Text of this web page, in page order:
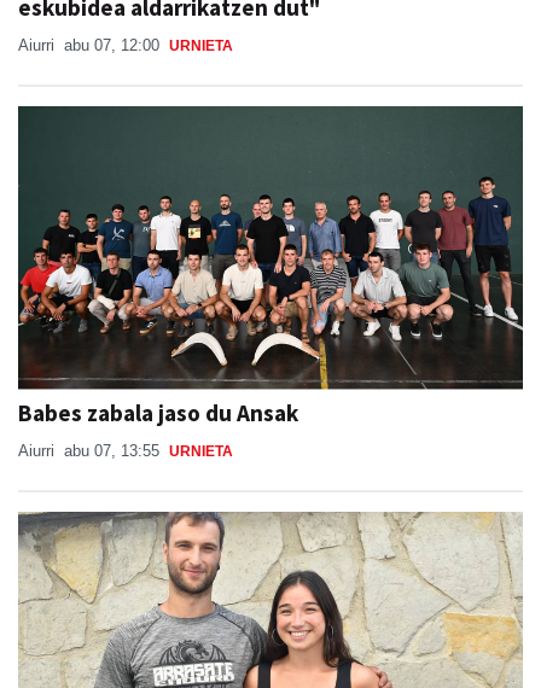
eskubidea aldarrikatzen dut"
Aiurri abu 07, 12:00 URNIETA
Babes zabala jaso du Ansak
Aiurri abu 07, 13:55 URNIETA